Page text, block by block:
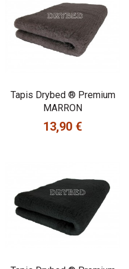
Tapis Drybed ® Premium
MARRON
Prix
13,90 €